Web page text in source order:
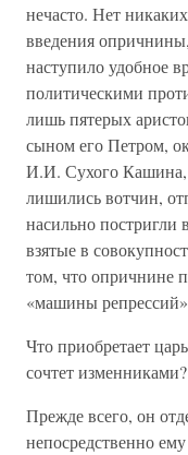
нечасто. Нет
введения
наступило удобное
политическими
лишь пятерых
сыном его Петром,
И.И. Сухого
лишились вотчин,
насильно постригли
взятые в
том, что опричнине
«машины
Что приобретает
сочтет изменниками?
Прежде всего, он
непосредственно